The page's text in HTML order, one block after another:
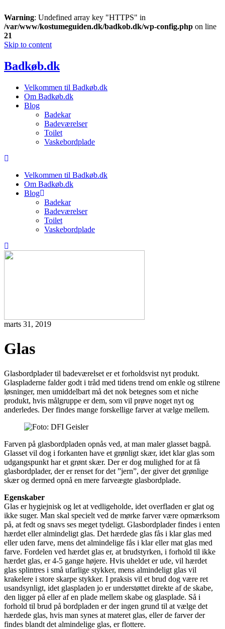
Warning: Undefined array key "HTTPS" in
/var/www/kostumeguiden.dk/badkob.dk/wp-config.php on line
21
Skip to content
Badkøb.dk
Velkommen til Badkøb.dk
Om Badkøb.dk
Blog
Badekar
Badeværelser
Toilet
Vaskebordplade
Velkommen til Badkøb.dk
Om Badkøb.dk
Blog
Badekar
Badeværelser
Toilet
Vaskebordplade
marts 31, 2019
Glas
Glasbordplader til badeværelset er et forholdsvist nyt produkt.
Glaspladerne falder godt i tråd med tidens trend om enkle og stilrene
løsninger, men umiddelbart må det nok betegnes som et niche
produkt, hvis målgruppe er dem, som vil prøve noget nyt og
anderledes. Der findes mange forskellige farver at vælge mellem.
Farven på glasbordpladen opnås ved, at man maler glasset bagpå.
Glasset vil dog i forkanten have et grønligt skær, idet klar glas som
udgangspunkt har et grønt skær. Der er dog mulighed for at få
glasbordplader, der er renset for det ”jern”, der giver det grønlige
skær og dermed opnå en mere farveægte glasbordplade.
Egenskaber
Glas er hygiejnisk og let at vedligeholde, idet overfladen er glat og
ikke suger. Man skal specielt ved de mørke farver være opmærksom
på, at fedt og snavs ses meget tydeligt. Glasbordplader findes i enten
hærdet eller almindeligt glas. Det hærdede glas fås i klar glas med
eller uden farve, mens det almindelige fås i klar eller mat glas med
farve. Fordelen ved hærdet glas er, at brudstyrken, i forhold til ikke
hærdet glas, er 4-5 gange højere. Hvis uheldet er ude, vil hærdet
glas splintres i små ufarlige stykker, mens almindeligt glas vil
krakelere i store skarpe stykker. I praksis vil et brud dog være ret
usandsynligt, idet glaspladen jo er understøttet direkte af de skabe,
den ligger på eller af en plade mellem skabe og glasplade. Så i
forhold til brud på bordpladen er der ingen grund til at vælge det
hærdede glas, hvis man synes at materet glas, eller de farver der
findes blandt det almindelige glas, er flottere.